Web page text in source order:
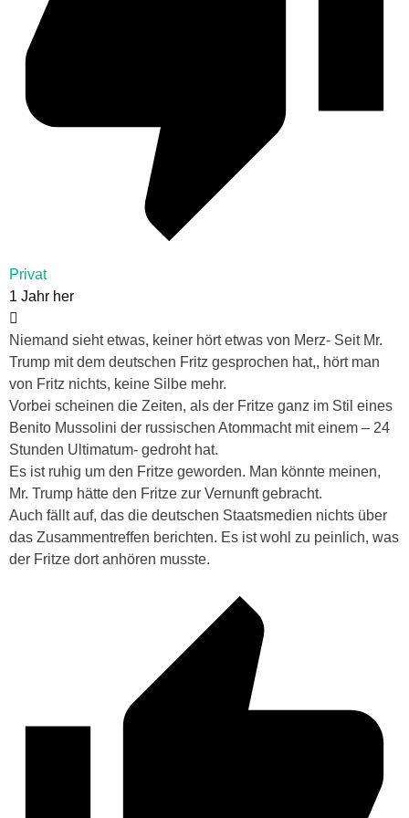
Privat
1 Jahr her
Niemand sieht etwas, keiner hört etwas von Merz- Seit Mr.
Trump mit dem deutschen Fritz gesprochen hat,, hört man
von Fritz nichts, keine Silbe mehr.
Vorbei scheinen die Zeiten, als der Fritze ganz im Stil eines
Benito Mussolini der russischen Atommacht mit einem – 24
Stunden Ultimatum- gedroht hat.
Es ist ruhig um den Fritze geworden. Man könnte meinen,
Mr. Trump hätte den Fritze zur Vernunft gebracht.
Auch fällt auf, das die deutschen Staatsmedien nichts über
das Zusammentreffen berichten. Es ist wohl zu peinlich, was
der Fritze dort anhören musste.